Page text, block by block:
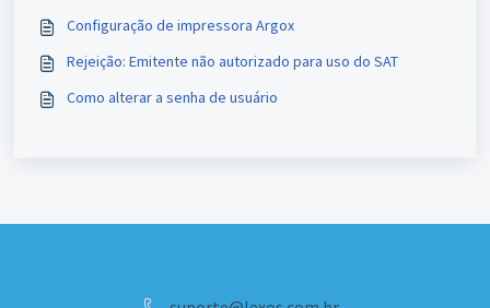
Configuração de impressora Argox
Rejeição: Emitente não autorizado para uso do SAT
Como alterar a senha de usuário